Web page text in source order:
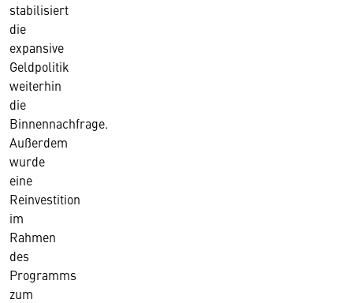
stabilisiert
die
expansive
Geldpolitik
weiterhin
die
Binnennachfrage.
Außerdem
wurde
eine
Reinvestition
im
Rahmen
des
Programms
zum